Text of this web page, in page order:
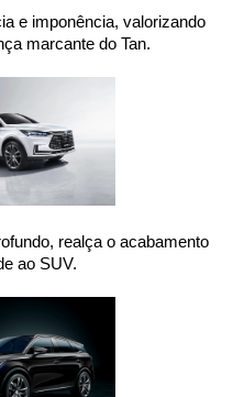
e imponência, valorizando
marcante do Tan.
realça o acabamento
ao SUV.